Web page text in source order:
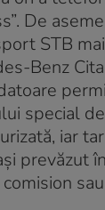
De
STB
Benz
special
iar
prevăzut